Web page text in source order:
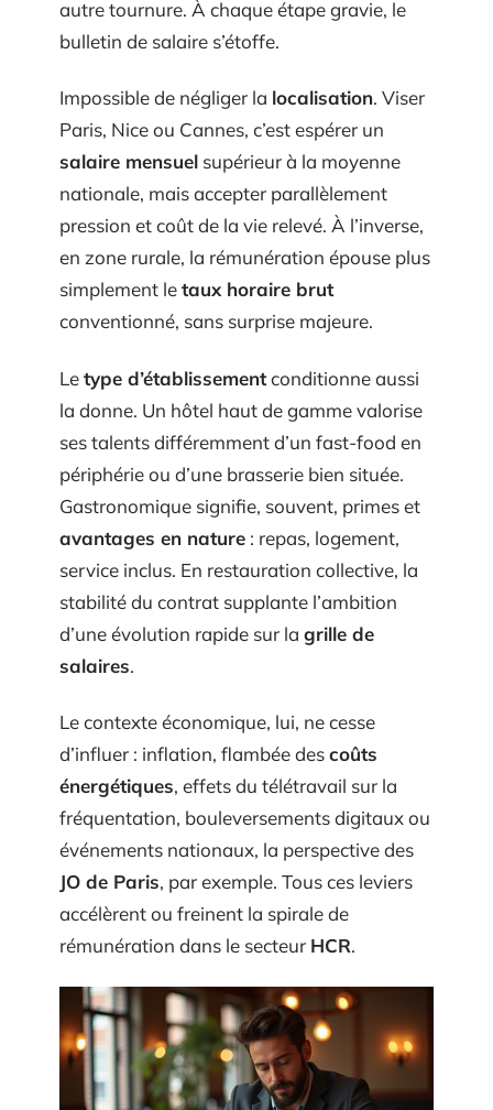
autre tournure. À chaque étape gravie, le
bulletin de salaire s’étoffe.
Impossible de négliger la localisation. Viser
Paris, Nice ou Cannes, c’est espérer un
salaire mensuel supérieur à la moyenne
nationale, mais accepter parallèlement
pression et coût de la vie relevé. À l’inverse,
en zone rurale, la rémunération épouse plus
simplement letaux horaire brut
conventionné, sans surprise majeure.
Letype d’établissementconditionne aussi
la donne. Un hôtel haut de gamme valorise
ses talents différemment d’un fast-food en
périphérie ou d’une brasserie bien située.
Gastronomique signifie, souvent, primes et
avantages en nature : repas, logement,
service inclus. En restauration collective, la
stabilité du contrat supplante l’ambition
d’une évolution rapide sur la grille de
salaires.
Le contexte économique, lui, ne cesse
d’influer : inflation, flambée descoûts
énergétiques, effets du télétravail sur la
fréquentation, bouleversements digitaux ou
événements nationaux, la perspective des
JO de Paris, par exemple. Tous ces leviers
accélèrent ou freinent la spirale de
rémunération dans le secteur HCR.